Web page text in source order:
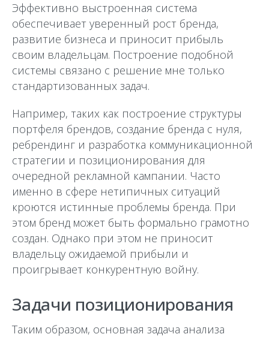
Эффективно выстроенная система
обеспечивает уверенный рост бренда,
развитие бизнеса и приносит прибыль
своим владельцам. Построение подобной
системы связано с решение мне только
стандартизованных задач.
Например, таких как построение структуры
портфеля брендов, создание бренда с нуля,
ребрендинг и разработка коммуникационной
стратегии и позиционирования для
очередной рекламной кампании. Часто
именно в сфере нетипичных ситуаций
кроются истинные проблемы бренда. При
этом бренд может быть формально грамотно
создан. Однако при этом не приносит
владельцу ожидаемой прибыли и
проигрывает конкурентную войну.
Задачи позиционирования
Таким образом, основная задача анализа